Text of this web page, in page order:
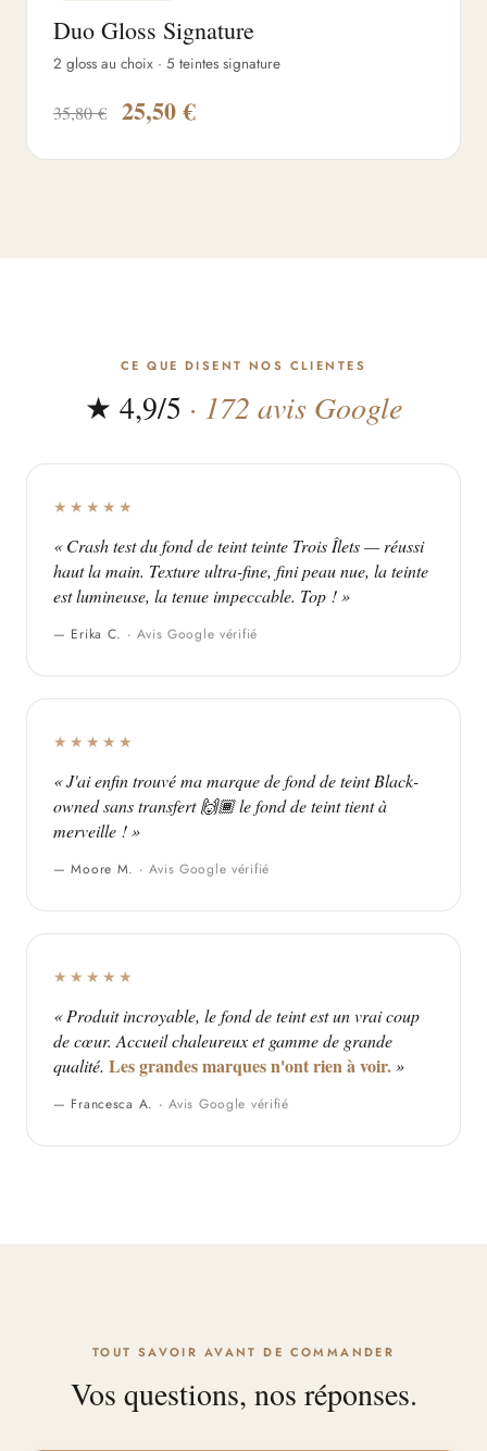
Duo Gloss Signature
2 gloss au choix · 5 teintes signature
35,80 € 25,50 €
CE QUE DISENT NOS CLIENTES
★ 4,9/5 · 172 avis Google
★★★★★
« Crash test du fond de teint teinte Trois Îlets — réussi
haut la main. Texture ultra-fine, fini peau nue, la teinte
est lumineuse, la tenue impeccable. Top ! »
— Erika C. ·Avis Google vérifié
★★★★★
« J'ai enfin trouvé ma marque de fond de teint Black-
owned sans transfert 🙌🏾 le fond de teint tient à
merveille ! »
— Moore M. ·Avis Google vérifié
★★★★★
« Produit incroyable, le fond de teint est un vrai coup
de cœur. Accueil chaleureux et gamme de grande
qualité. Les grandes marques n'ont rien à voir.»
— Francesca A. ·Avis Google vérifié
TOUT SAVOIR AVANT DE COMMANDER
Vos questions, nos réponses.